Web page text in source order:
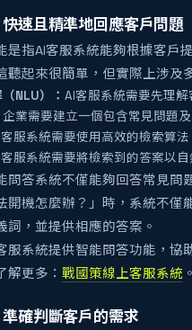
速且精準地回應客戶問題
是指AI客服系統能夠根據客戶
聽起來很簡單，但實際上涉及
NLU）： AI客服系統需要先理
企業需要建立一個包含常見問題
服系統需要使用高效的檢索算
服系統需要將檢索到的答案以
問答系統不僅能夠回答常見問
開機怎麼辦？」時，系統不僅
詞，並提供相應的答案。
服系統提供智能問答功能，協
解更多： 戰國策線上客服系統 。
確判斷客戶的需求